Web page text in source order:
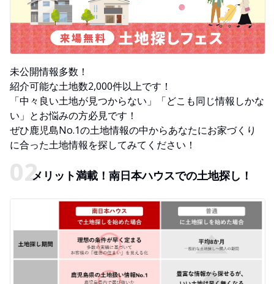
未公開情報多数！
紹介可能な土地数2,000件以上です！
「中々良い土地が見つからない」「どこも同じ情報しかな
い」とお悩みの方必見です！
ぜひ鹿児島No.1の土地情報の中からあなたにお家づくり
に合った土地情報を探してみてください！
メリット満載！南日本ハウスでの土地探し！